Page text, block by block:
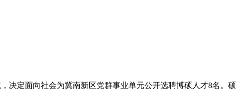
定面向社会为冀南新区党群事业单元公开选聘博硕人才8名。硕